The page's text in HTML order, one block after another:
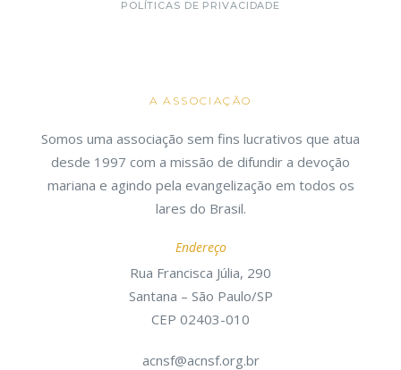
POLÍTICAS DE PRIVACIDADE
A ASSOCIAÇÃO
Somos uma associação sem fins lucrativos que atua
desde 1997 com a missão de difundir a devoção
mariana e agindo pela evangelização em todos os
lares do Brasil.
Endereço
Rua Francisca Júlia, 290
Santana – São Paulo/SP
CEP 02403-010
acnsf@acnsf.org.br